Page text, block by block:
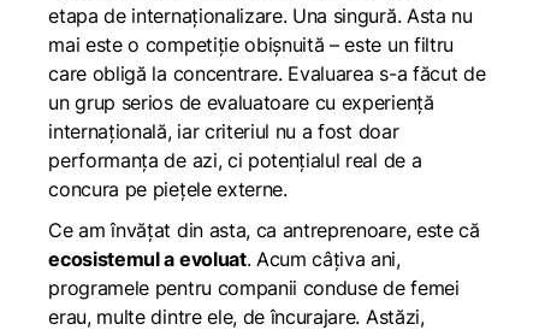
etapa de internaționalizare. Una singură. Asta nu
mai este o competiție obișnuită – este un filtru
care obligă la concentrare. Evaluarea s-a făcut de
un grup serios de evaluatoare cu experiență
internațională, iar criteriul nu a fost doar
performanța de azi, ci potențialul real de a
concura pe piețele externe.
Ce am învățat din asta, ca antreprenoare, este că
ecosistemul a evoluat. Acum câțiva ani,
programele pentru companii conduse de femei
erau, multe dintre ele, de încurajare. Astăzi,